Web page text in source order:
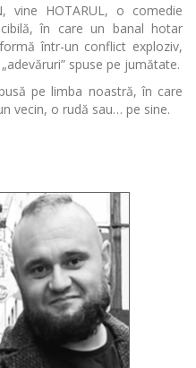
vine HOTARUL, o comedie
în care un banal hotar
într-un conflict exploziv,
spuse pe jumătate.
pe limba noastră, în care
vecin, o rudă sau… pe sine.